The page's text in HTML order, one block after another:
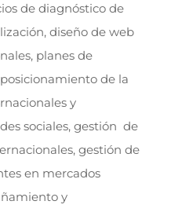
de diagnóstico de
diseño de web
planes de
de la
y
sociales, gestión de
gestión de
en mercados
y